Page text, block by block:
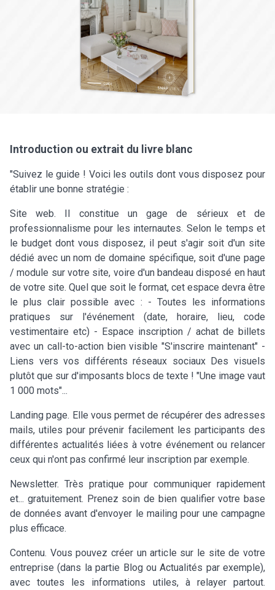
Introduction ou extrait du livre blanc
"Suivez le guide ! Voici les outils dont vous disposez pour
établir une bonne stratégie :
Site web. Il constitue un gage de sérieux et de
professionnalisme pour les internautes. Selon le temps et
le budget dont vous disposez, il peut s'agir soit d'un site
dédié avec un nom de domaine spécifique, soit d'une page
/ module sur votre site, voire d'un bandeau disposé en haut
de votre site. Quel que soit le format, cet espace devra être
le plus clair possible avec : - Toutes les informations
pratiques sur l'événement (date, horaire, lieu, code
vestimentaire etc) - Espace inscription / achat de billets
avec un call-to-action bien visible "S'inscrire maintenant" -
Liens vers vos différents réseaux sociaux Des visuels
plutôt que sur d'imposants blocs de texte ! "Une image vaut
1 000 mots"...
Landing page. Elle vous permet de récupérer des adresses
mails, utiles pour prévenir facilement les participants des
différentes actualités liées à votre événement ou relancer
ceux qui n'ont pas confirmé leur inscription par exemple.
Newsletter. Très pratique pour communiquer rapidement
et... gratuitement. Prenez soin de bien qualifier votre base
de données avant d'envoyer le mailing pour une campagne
plus efficace.
Contenu. Vous pouvez créer un article sur le site de votre
entreprise (dans la partie Blog ou Actualités par exemple),
avec toutes les informations utiles, à relayer partout.